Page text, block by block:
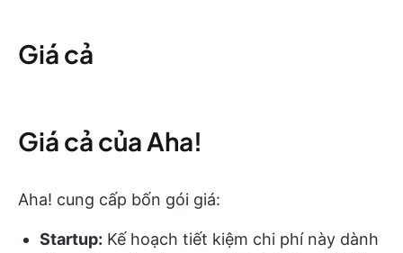
Giá cả
Giá cả của Aha!
Aha! cung cấp bốn gói giá:
Startup: Kế hoạch tiết kiệm chi phí này dành